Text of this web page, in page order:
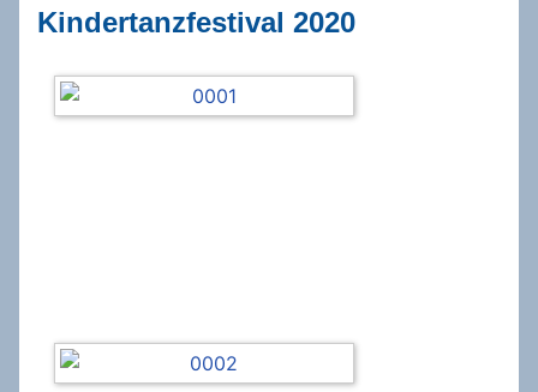
Kindertanzfestival 2020